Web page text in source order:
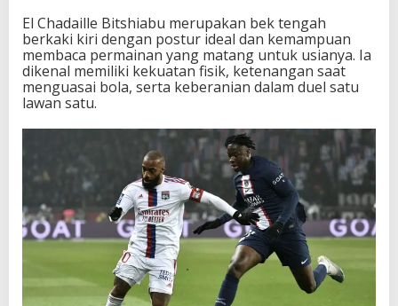
s
a
T
r
a
s
e
r
El Chadaille Bitshiabu merupakan bek tengah
berkaki kiri dengan postur ideal dan kemampuan
membaca permainan yang matang untuk usianya. Ia
dikenal memiliki kekuatan fisik, ketenangan saat
menguasai bola, serta keberanian dalam duel satu
lawan satu.